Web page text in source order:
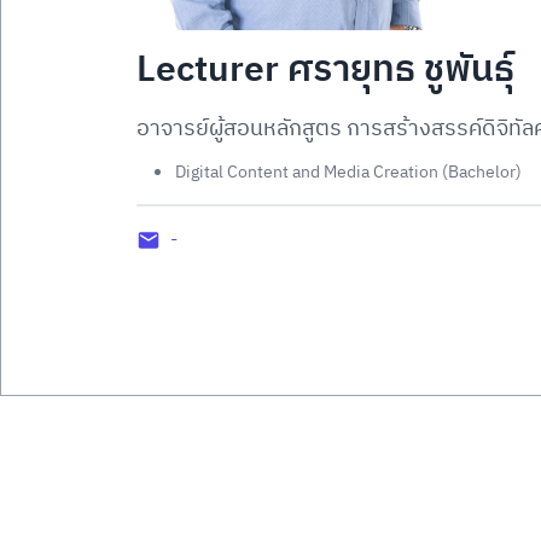
Lecturer ศรายุทธ ชูพันธุ์
อาจารย์ผู้สอนหลักสูตร การสร้างสรรค์ดิจิทัล
Digital Content and Media Creation (Bachelor)
-